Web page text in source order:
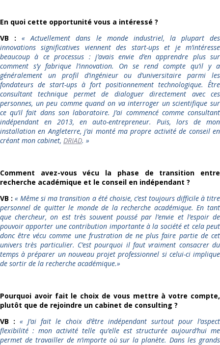
En quoi cette opportunité vous a intéressé ?
VB :
« Actuellement dans le monde industriel, la plupart des
innovations significatives viennent des start-ups et je m’intéresse
beaucoup à ce processus : j’avais envie d’en apprendre plus sur
comment s’y fabrique l’innovation. On se rend compte qu’il y a
généralement un profil d’ingénieur ou d’universitaire parmi les
fondateurs de start-ups à fort positionnement technologique. Être
consultant technique permet de dialoguer directement avec ces
personnes, un peu comme quand on va interroger un scientifique sur
ce qu’il fait dans son laboratoire. J’ai commencé comme consultant
indépendant en 2013, en auto-entrepreneur. Puis, lors de mon
installation en Angleterre, j’ai monté ma propre activité de conseil en
créant mon cabinet, DRIAD. »
Comment avez-vous vécu la phase de transition entre
recherche académique et le conseil en indépendant ?
VB : « Même si ma transition a été choisie, c’est toujours difficile à titre
personnel de quitter le monde de la recherche académique. En tant
que chercheur, on est très souvent poussé par l’envie et l’espoir de
pouvoir apporter une contribution importante à la société et cela peut
donc être vécu comme une frustration de ne plus faire partie de cet
univers très particulier. C’est pourquoi il faut vraiment consacrer du
temps à préparer un nouveau projet professionnel si celui-ci implique
de sortir de la recherche académique.»
Pourquoi avoir fait le choix de vous mettre à votre compte,
plutôt que de rejoindre un cabinet de consulting ?
VB : « J’ai fait le choix d’être indépendant surtout pour l’aspect
flexibilité : mon activité telle qu’elle est structurée aujourd’hui me
permet de travailler de n’importe où sur la planète. Dans les grands